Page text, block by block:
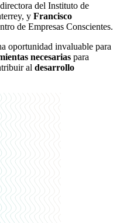
del Instituto de
y Francisco
de Empresas Conscientes.
oportunidad invaluable para
necesarias para
al desarrollo